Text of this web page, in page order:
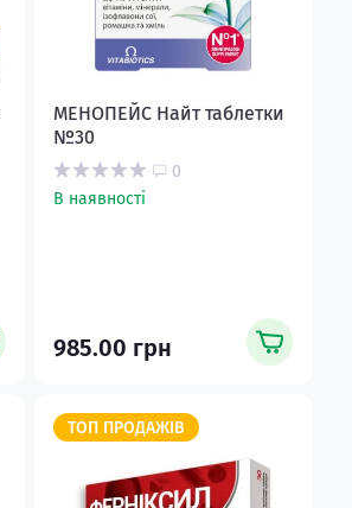
МЕНОПЕЙС Найт таблетки
№30
0
В наявності
985.00 грн
ТОП ПРОДАЖІВ